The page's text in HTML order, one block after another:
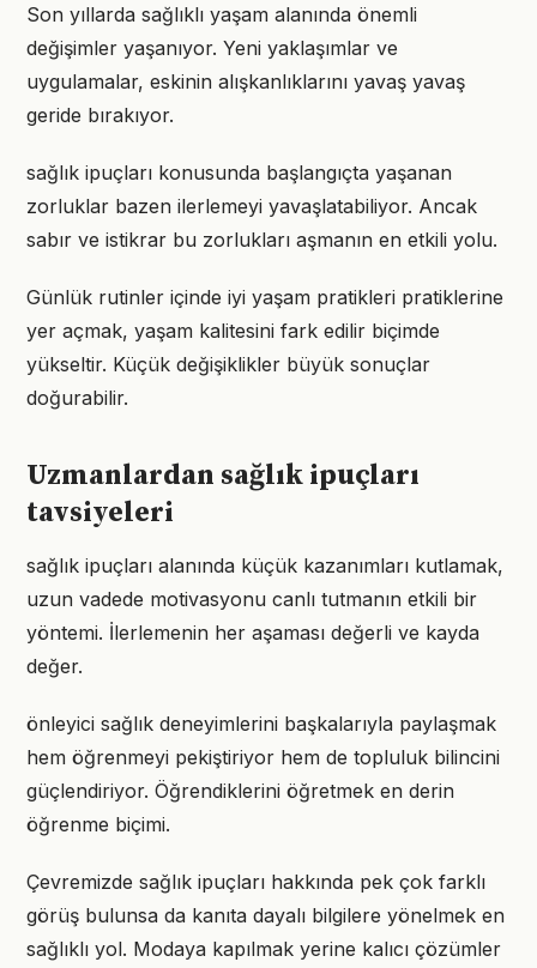
Son yıllarda sağlıklı yaşam alanında önemli
değişimler yaşanıyor. Yeni yaklaşımlar ve
uygulamalar, eskinin alışkanlıklarını yavaş yavaş
geride bırakıyor.
sağlık ipuçları konusunda başlangıçta yaşanan
zorluklar bazen ilerlemeyi yavaşlatabiliyor. Ancak
sabır ve istikrar bu zorlukları aşmanın en etkili yolu.
Günlük rutinler içinde iyi yaşam pratikleri pratiklerine
yer açmak, yaşam kalitesini fark edilir biçimde
yükseltir. Küçük değişiklikler büyük sonuçlar
doğurabilir.
Uzmanlardan sağlık ipuçları
tavsiyeleri
sağlık ipuçları alanında küçük kazanımları kutlamak,
uzun vadede motivasyonu canlı tutmanın etkili bir
yöntemi. İlerlemenin her aşaması değerli ve kayda
değer.
önleyici sağlık deneyimlerini başkalarıyla paylaşmak
hem öğrenmeyi pekiştiriyor hem de topluluk bilincini
güçlendiriyor. Öğrendiklerini öğretmek en derin
öğrenme biçimi.
Çevremizde sağlık ipuçları hakkında pek çok farklı
görüş bulunsa da kanıta dayalı bilgilere yönelmek en
sağlıklı yol. Modaya kapılmak yerine kalıcı çözümler